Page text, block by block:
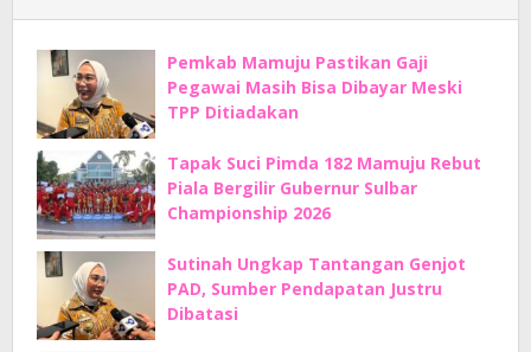
Pemkab Mamuju Pastikan Gaji
Pegawai Masih Bisa Dibayar Meski
TPP Ditiadakan
Tapak Suci Pimda 182 Mamuju Rebut
Piala Bergilir Gubernur Sulbar
Championship 2026
Sutinah Ungkap Tantangan Genjot
PAD, Sumber Pendapatan Justru
Dibatasi